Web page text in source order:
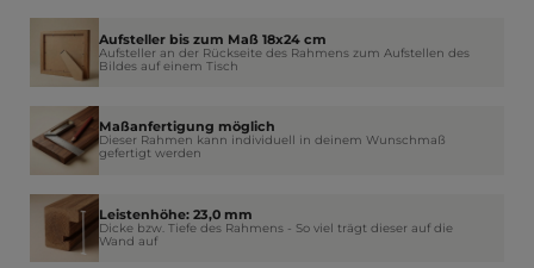
Aufsteller bis zum Maß 18x24 cm
Aufsteller an der Rückseite des Rahmens zum Aufstellen des
Bildes auf einem Tisch
Maßanfertigung möglich
Dieser Rahmen kann individuell in deinem Wunschmaß
gefertigt werden
Leistenhöhe: 23,0 mm
Dicke bzw. Tiefe des Rahmens - So viel trägt dieser auf die
Wand auf